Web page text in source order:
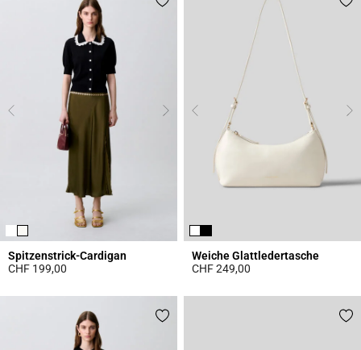
Spitzenstrick-Cardigan
CHF 199,00
Weiche Glattledertasche
CHF 249,00